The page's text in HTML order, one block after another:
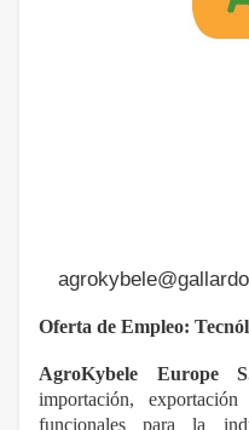
Oferta de Empleo:
AgroKybele Europe
importación,
funcionales para la